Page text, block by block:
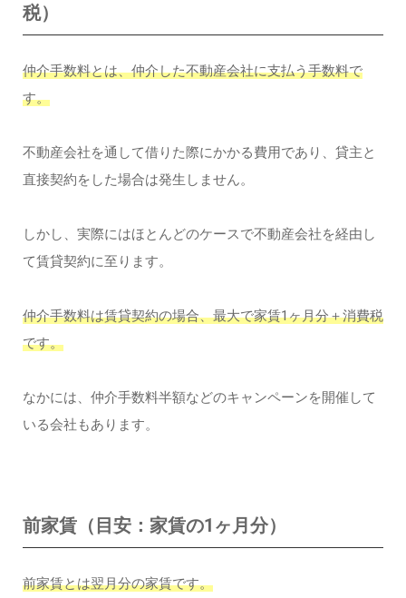
税）
仲介手数料とは、仲介した不動産会社に支払う手数料で
す。
不動産会社を通して借りた際にかかる費用であり、貸主と
直接契約をした場合は発生しません。
しかし、実際にはほとんどのケースで不動産会社を経由し
て賃貸契約に至ります。
仲介手数料は賃貸契約の場合、最大で家賃1ヶ月分＋消費税
です。
なかには、仲介手数料半額などのキャンペーンを開催して
いる会社もあります。
前家賃（目安：家賃の1ヶ月分）
前家賃とは翌月分の家賃です。